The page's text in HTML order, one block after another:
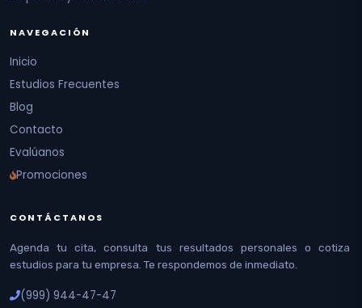
NAVEGACIÓN
Inicio
Estudios Frecuentes
Blog
Contacto
Evalúanos
Promociones
CONTÁCTANOS
Agenda tu cita, consulta tus resultados personales o cotiza
estudios para tu empresa. Te respondemos de inmediato.
(999) 944-47-47